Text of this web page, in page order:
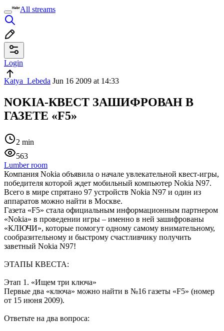
All streams
Login
Katya_Lebeda Jun 16 2009 at 14:33
NOKIA-КВЕСТ ЗАШИФРОВАН В
ГАЗЕТЕ «F5»
2 min
563
Lumber room
Компания Nokia объявила о начале увлекательной квест-игры,
победителя которой ждет мобильный компьютер Nokia N97.
Всего в мире спрятано 97 устройств Nokia N97 и один из
аппаратов можно найти в Москве.
Газета «F5» стала официальным информационным партнером
«Nokia» в проведении игры – именно в ней зашифрованы
«КЛЮЧИ», которые помогут одному самому внимательному,
сообразительному и быстрому счастливчику получить
заветный Nokia N97!
ЭТАПЫ КВЕСТА:
Этап 1. «Ищем три ключа»
Первые два «ключа» можно найти в №16 газеты «F5» (номер
от 15 июня 2009).
Ответьте на два вопроса: